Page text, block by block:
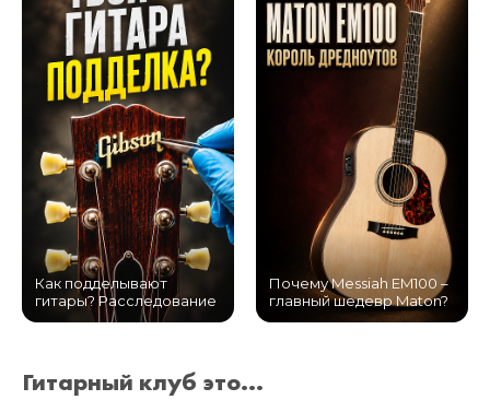
Как подделывают
гитары? Расследование
Почему Messiah EM100 –
главный шедевр Maton?
Гитарный клуб это...